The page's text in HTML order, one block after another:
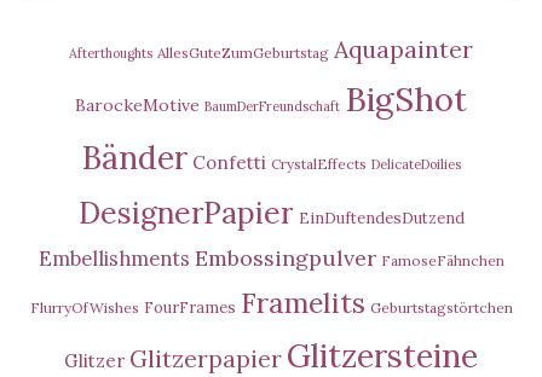
Afterthoughts AllesGuteZumGeburtstag Aquapainter
BarockeMotive BaumDerFreundschaft BigShot
Bänder Confetti CrystalEffects DelicateDoilies
DesignerPapier EinDuftendesDutzend
Embellishments Embossingpulver FamoseFähnchen
FlurryOfWishes FourFrames Framelits Geburtstagstörtchen
Glitzer Glitzerpapier Glitzersteine